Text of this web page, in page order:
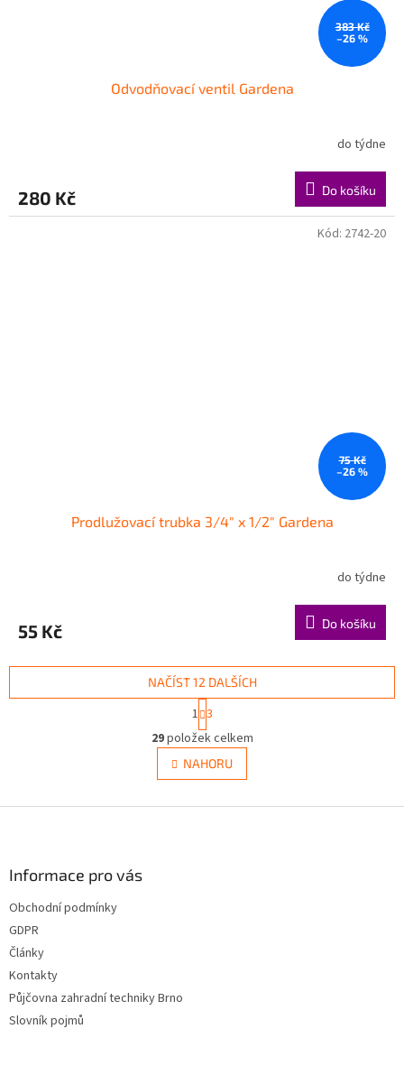
383 Kč
–26 %
Odvodňovací ventil Gardena
do týdne
280 Kč Do košíku
75 Kč
–26 %
Prodlužovací trubka 3/4" x 1/2" Gardena
do týdne
55 Kč Do košíku
Kód: 2742-20
O
v
l
á
NAČÍST 12 DALŠÍCH
S
t
r
á
n
k
v
1 3
29položek celkem
NAHORU
Informace pro vás
Obchodní podmínky
GDPR
Články
Kontakty
Půjčovna zahradní techniky Brno
Slovník pojmů